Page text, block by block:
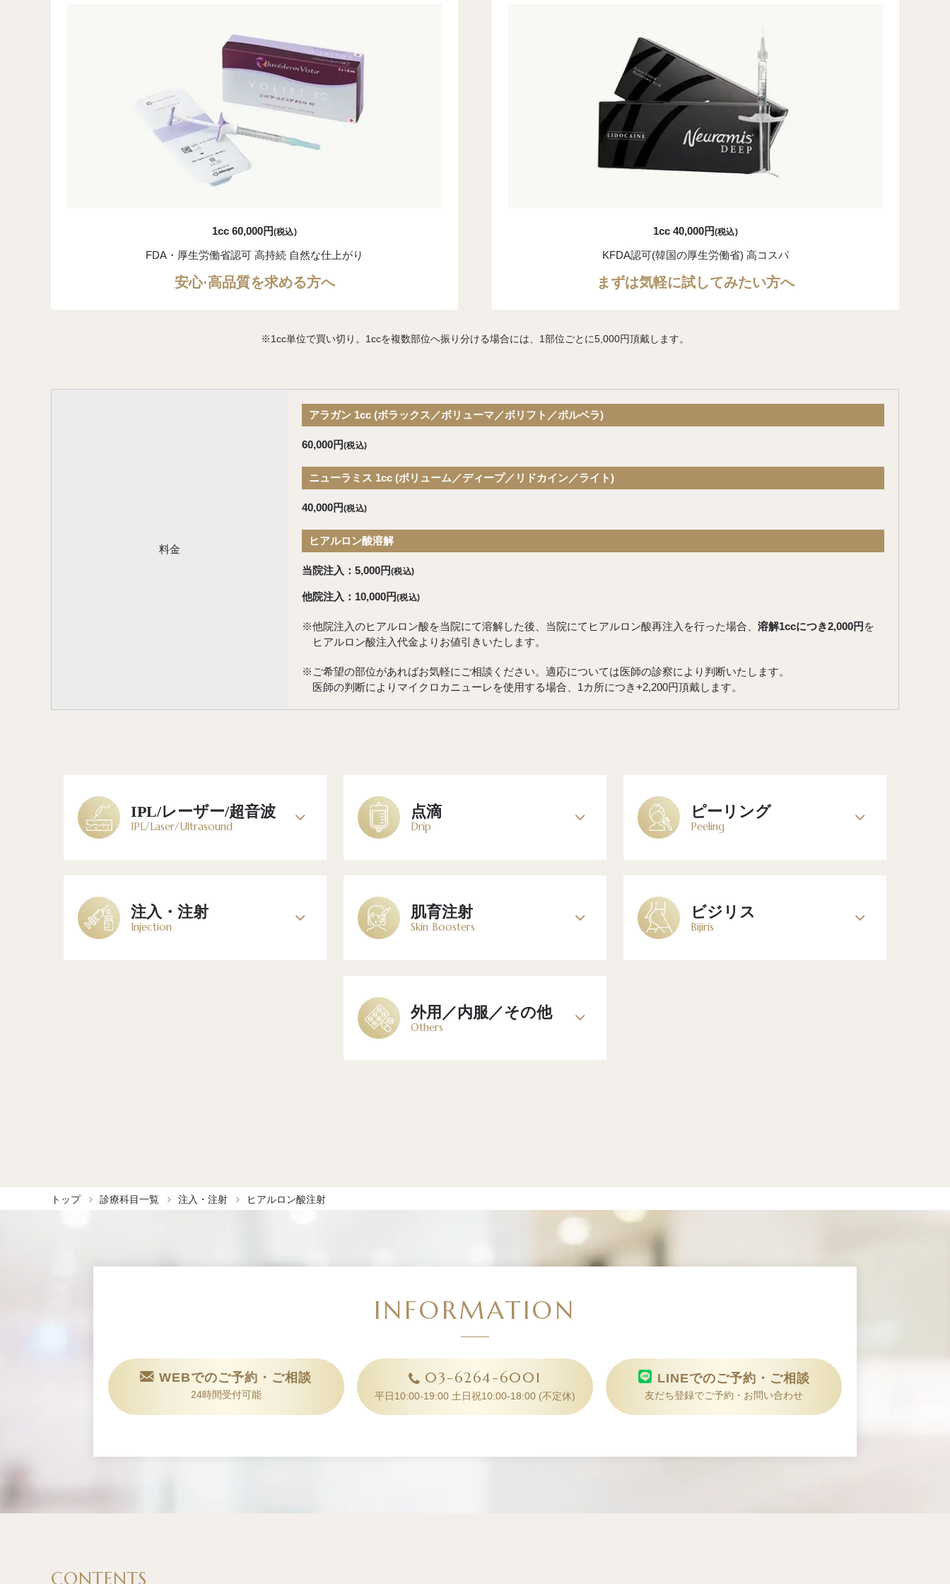
1cc 60,000円(税込)
FDA・厚生労働省認可 高持続 自然な仕上がり
安心·高品質を求める方へ
1cc 40,000円(税込)
KFDA認可(韓国の厚生労働省) 高コスパ
まずは気軽に試してみたい方へ
※1cc単位で買い切り。 1ccを複数部位へ振り分ける場合には、 1部位ごとに5,000円頂戴します。
料金
アラガン 1cc (ボラックス／ボリューマ／ボリフト／ボルベラ)
60,000円(税込)
ニューラミス 1cc (ボリューム／ディープ／リドカイン／ライト)
40,000円(税込)
ヒアルロン酸溶解
当院注入：5,000円(税込)
他院注入：10,000円(税込)
※他院注入のヒアルロン酸を当院にて溶解した後、当院にてヒアルロン酸再注入を行った場合、 溶解1ccにつき2,000円 を
ヒアルロン酸注入代金よりお値引きいたします。
※ご希望の部位があればお気軽にご相談ください。適応については医師の診察により判断いたします。
医師の判断によりマイクロカニューレを使用する場合、1カ所につき+2,200円頂戴します。
IPL/レーザー/超音波
IPL/Laser/Ultrasound
点滴
Drip
ピーリング
Peeling
注入・注射
Injection
肌育注射
Skin Boosters
ビジリス
Bijiris
外用／内服／その他
Others
トップ 診療科目一覧 注入・注射 ヒアルロン酸注射
INFORMATION
WEBでのご予約・ご相談
24時間受付可能
03-6264-6001
平日10:00-19:00 土日祝10:00-18:00 (不定休)
LINEでのご予約・ご相談
友だち登録でご予約・お問い合わせ
CONTENTS